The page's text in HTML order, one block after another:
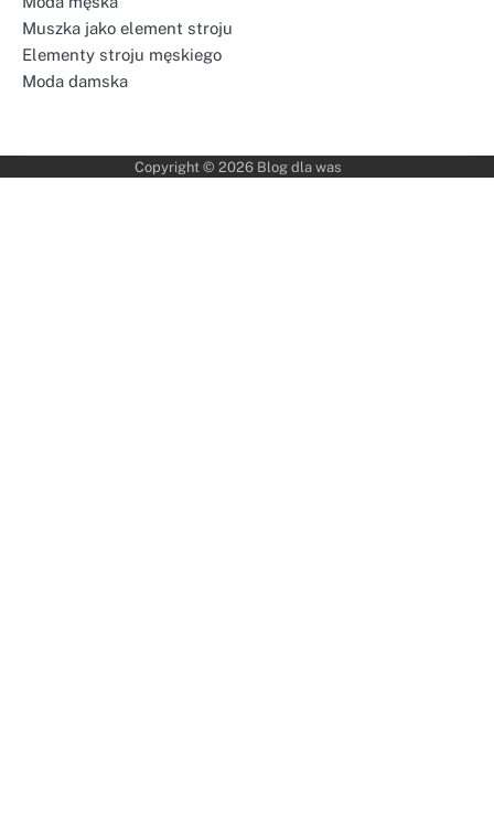
Muszka jako element stroju
Elementy stroju męskiego
Moda damska
Copyright © 2026 Blog dla was